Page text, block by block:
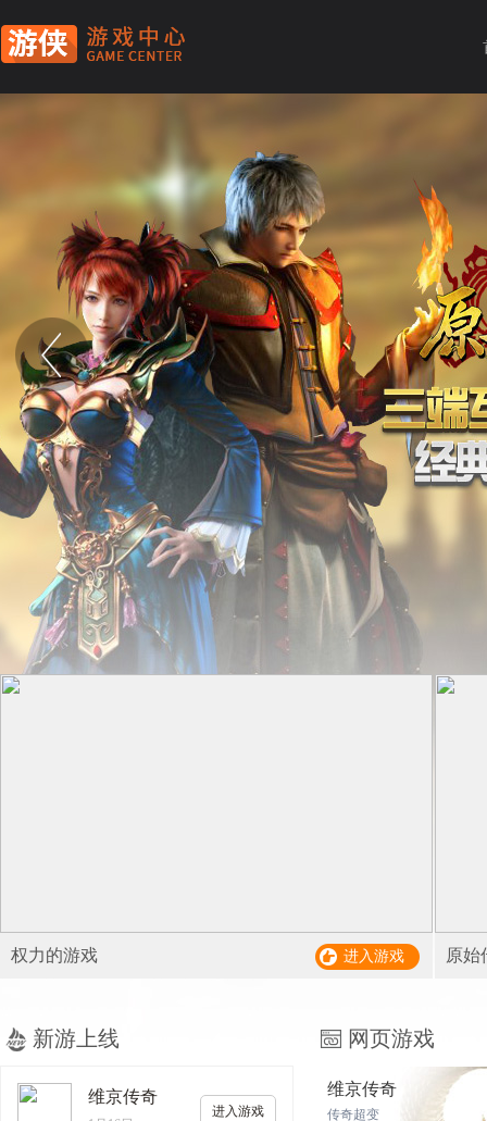
权力的游戏 进入游戏 原始
新游上线
维京传奇
进入游戏
网页游戏
维京传奇
传奇超变